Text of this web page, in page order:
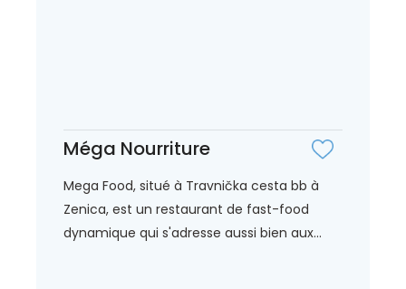
Méga Nourriture
Mega Food, situé à Travnička cesta bb à
Zenica, est un restaurant de fast-food
dynamique qui s'adresse aussi bien aux...